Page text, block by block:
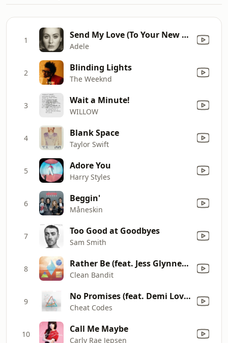
1 Send My Love (To Your New Lover)
Adele
2 Blinding Lights
The Weeknd
3 Wait a Minute!
WILLOW
4 Blank Space
Taylor Swift
5 Adore You
Harry Styles
6 Beggin'
Måneskin
7 Too Good at Goodbyes
Sam Smith
8 Rather Be (feat. Jess Glynne) [The Magician Remix]
Clean Bandit
9 No Promises (feat. Demi Lovato)
Cheat Codes
10 Call Me Maybe
Carly Rae Jepsen